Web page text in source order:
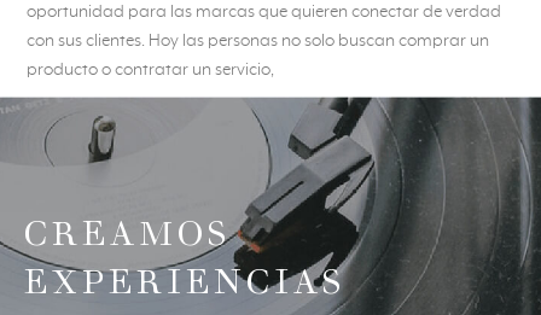
oportunidad para las marcas que quieren conectar de verdad
con sus clientes. Hoy las personas no solo buscan comprar un
producto o contratar un servicio,
CREAMOS
EXPERIENCIAS